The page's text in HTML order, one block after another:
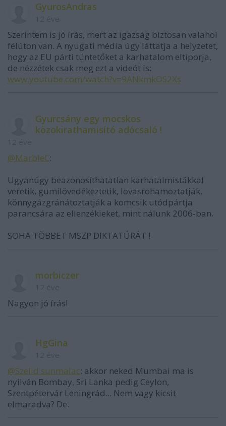
GyurosAndras
Szerintem is jó írás, mert az igazság biztosan valahol
félúton van. A nyugati média úgy láttatja a helyzetet,
hogy az EU párti tüntetőket a karhatalom eltiporja,
de nézzétek csak meg ezt a videót is:
www.youtube.com/watch?v=9ANkmkOS2Xs
Gyurcsány egy mocskos
közokirathamisító adócsaló !
@MarbleC:
Ugyanúgy beazonosíthatatlan karhatalmistákkal
veretik, gumilövedékeztetik, lovasrohamoztatják,
könnygázgránátoztatják a komcsik utódpártja
parancsára az ellenzékieket, mint nálunk 2006-ban.
SOHA TÖBBET MSZP DIKTATÚRÁT !
morbiczer
Nagyon jó írás!
HgGina
@Szelid sunmalac: akkor neked Mumbai ma is
nyilván Bombay, Sri Lanka pedig Ceylon,
Szentpétervár Leningrád... Nem vagy kicsit
elmaradva? De.